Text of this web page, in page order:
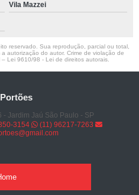
Vila Mazzei
reservado. Sua reprodução, parcial ou total,
autorização do autor. Crime de violação de
– Lei 9610/98 - Lei de direitos autorais
Jardim Jaú São Paulo - SP
3154
(11) 96217-7263